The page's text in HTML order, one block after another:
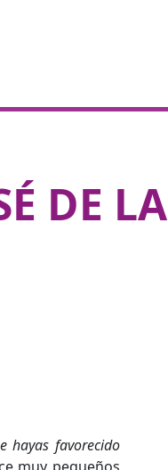
DE LA
hayas favorecido